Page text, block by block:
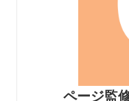
ページ監